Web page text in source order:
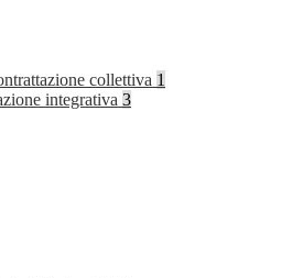
collettiva 1
integrativa 3